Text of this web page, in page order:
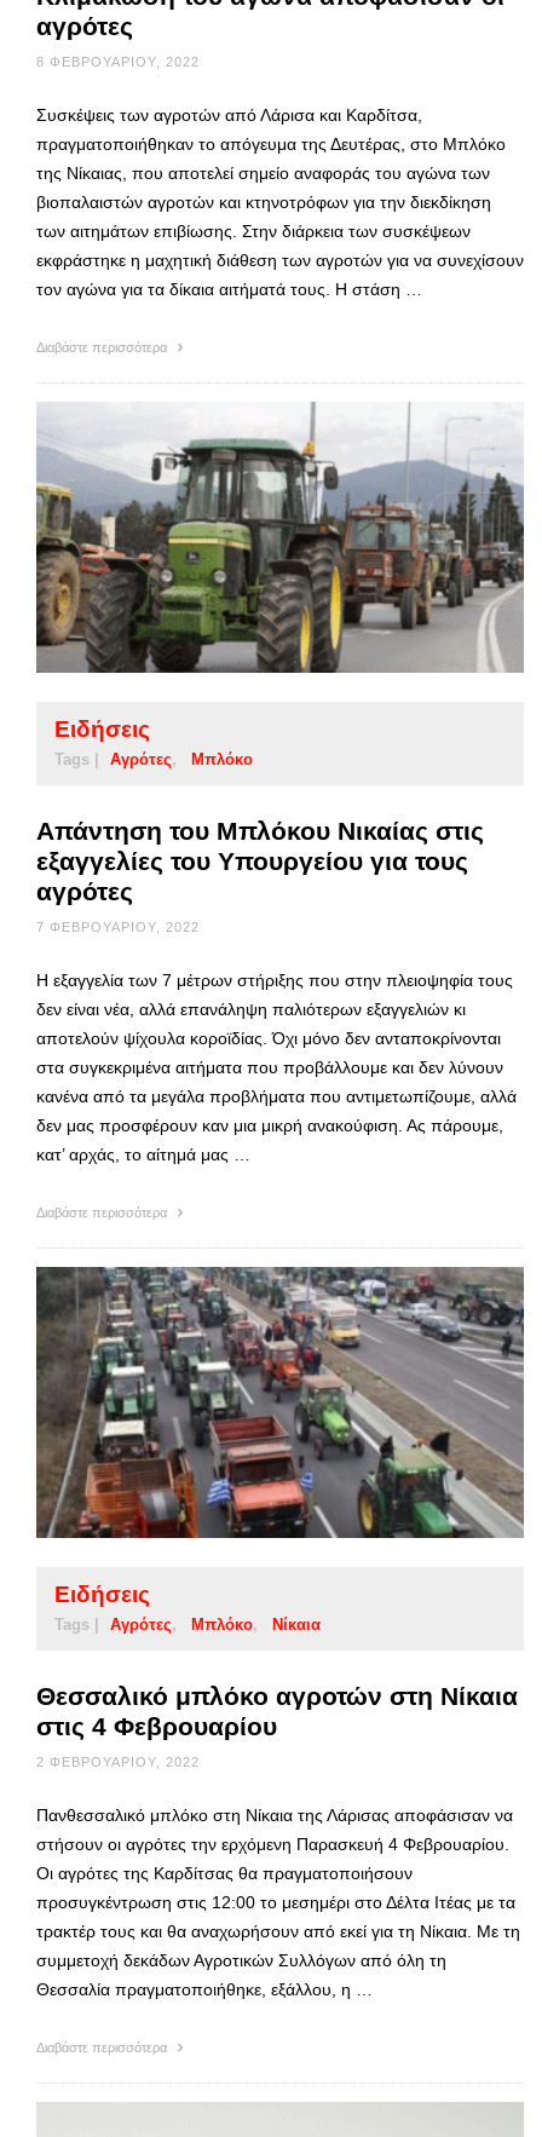
αγρότες
8 ΦΕΒΡΟΥΑΡΊΟΥ, 2022
Συσκέψεις των αγροτών από Λάρισα και Καρδίτσα,
πραγματοποιήθηκαν το απόγευμα της Δευτέρας, στο Μπλόκο
της Νίκαιας, που αποτελεί σημείο αναφοράς του αγώνα των
βιοπαλαιστών αγροτών και κτηνοτρόφων για την διεκδίκηση
των αιτημάτων επιβίωσης. Στην διάρκεια των συσκέψεων
εκφράστηκε η μαχητική διάθεση των αγροτών για να συνεχίσουν
τον αγώνα για τα δίκαια αιτήματά τους. Η στάση …
Διαβάστε περισσότερα
Ειδήσεις
Tags | Αγρότες Μπλόκο
Απάντηση του Μπλόκου Νικαίας στις
εξαγγελίες του Υπουργείου για τους
αγρότες
7 ΦΕΒΡΟΥΑΡΊΟΥ, 2022
Η εξαγγελία των 7 μέτρων στήριξης που στην πλειοψηφία τους
δεν είναι νέα, αλλά επανάληψη παλιότερων εξαγγελιών κι
αποτελούν ψίχουλα κοροϊδίας. Όχι μόνο δεν ανταποκρίνονται
στα συγκεκριμένα αιτήματα που προβάλλουμε και δεν λύνουν
κανένα από τα μεγάλα προβλήματα που αντιμετωπίζουμε, αλλά
δεν μας προσφέρουν καν μια μικρή ανακούφιση. Ας πάρουμε,
κατ’ αρχάς, το αίτημά μας …
Διαβάστε περισσότερα
Ειδήσεις
Tags | Αγρότες Μπλόκο Νίκαια
Θεσσαλικό μπλόκο αγροτών στη Νίκαια
στις 4 Φεβρουαρίου
2 ΦΕΒΡΟΥΑΡΊΟΥ, 2022
Πανθεσσαλικό μπλόκο στη Νίκαια της Λάρισας αποφάσισαν να
στήσουν οι αγρότες την ερχόμενη Παρασκευή 4 Φεβρουαρίου.
Οι αγρότες της Καρδίτσας θα πραγματοποιήσουν
προσυγκέντρωση στις 12:00 το μεσημέρι στο Δέλτα Ιτέας με τα
τρακτέρ τους και θα αναχωρήσουν από εκεί για τη Νίκαια. Με τη
συμμετοχή δεκάδων Αγροτικών Συλλόγων από όλη τη
Θεσσαλία πραγματοποιήθηκε, εξάλλου, η …
Διαβάστε περισσότερα